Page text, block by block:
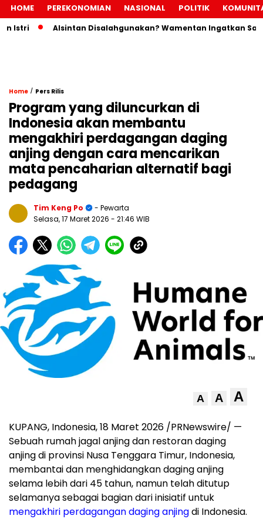
HOME PEREKONOMIAN NASIONAL POLITIK
Alsintan Disalahgunakan? Wamentan Ingatkan Sanksi
Home / Pers Rilis
Program yang diluncurkan di
Indonesia akan membantu
mengakhiri perdagangan daging
anjing dengan cara mencarikan
mata pencaharian alternatif bagi
pedagang
Tim Keng Po
- Pewarta
Selasa, 17 Maret 2026 - 21:46 WIB
A A A
KUPANG, Indonesia,18 Maret 2026 /PRNewswire/ —
Sebuah rumah jagal anjing dan restoran daging
anjing di provinsi Nusa Tenggara Timur, Indonesia,
membantai dan menghidangkan daging anjing
selama lebih dari 45 tahun, namun telah ditutup
selamanya sebagai bagian dari inisiatif untuk
mengakhiri perdagangan daging anjingdi Indonesia.